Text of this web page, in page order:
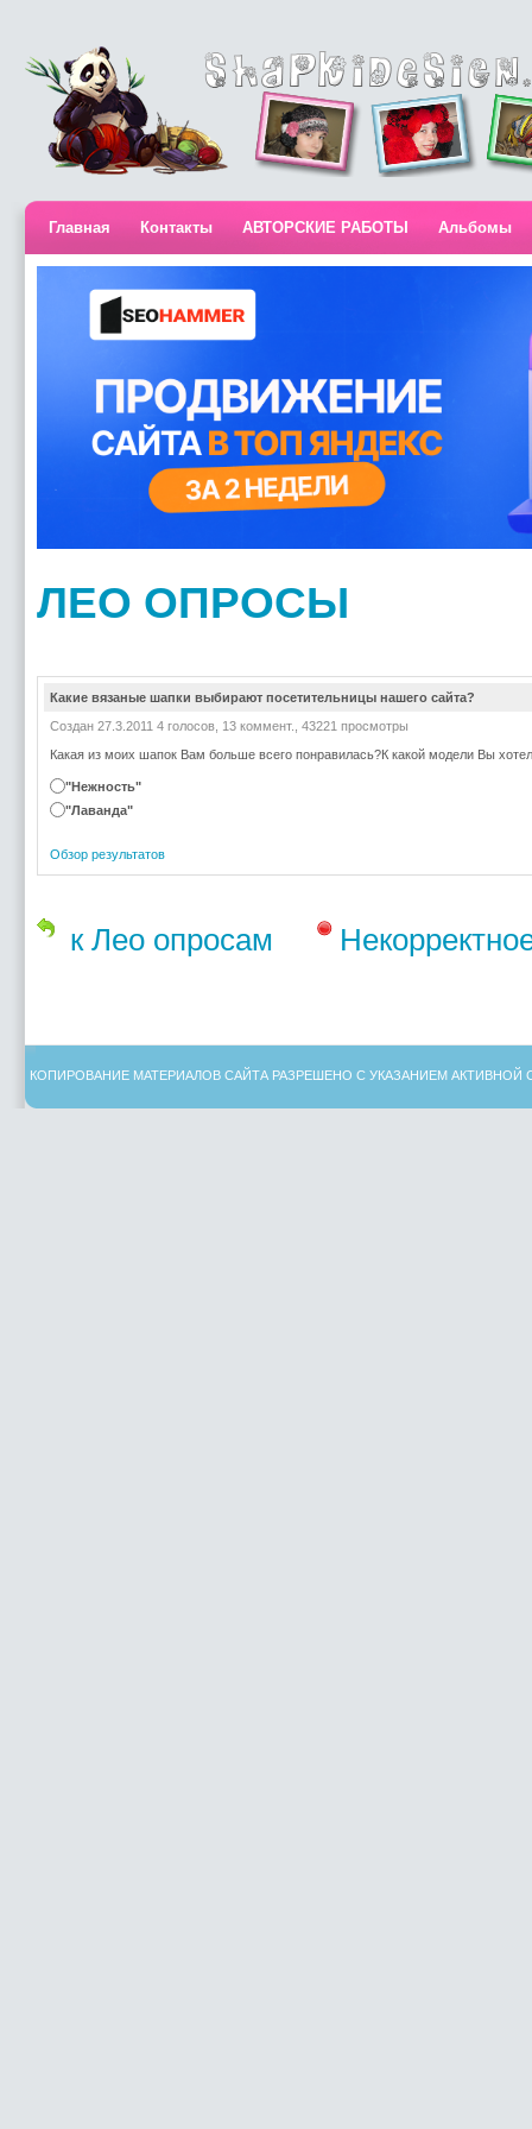
Главная Контакты АВТОРСКИЕ РАБОТЫ Альбомы
ЛЕО ОПРОСЫ
Какие вязаные шапки выбирают посетительницы нашего сайта?
Создан 27.3.2011 4 голосов, 13 коммент., 43221 просмотры
Какая из моих шапок Вам больше всего понравилась?К какой модели Вы
"Нежность"
"Лаванда"
Обзор результатов
к Лео опросам
КОПИРОВАНИЕ МАТЕРИАЛОВ САЙТА РАЗРЕШЕНО С УКАЗАНИЕМ АКТИВНОЙ